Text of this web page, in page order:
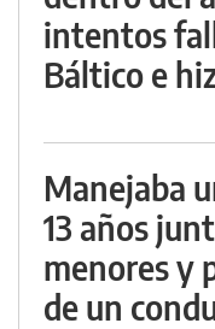
intentos
Báltico e
Manejaba
13 años
menores y
de un